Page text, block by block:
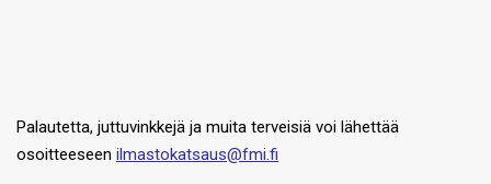
Palautetta, juttuvinkkejä ja muita terveisiä voi lähettää
osoitteeseen ilmastokatsaus@fmi.fi